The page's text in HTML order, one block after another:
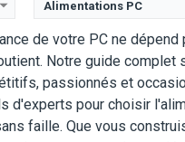
Alimentations PC
de votre PC ne
Notre guide complet
passionnés et
pour choisir
faille. Que vous